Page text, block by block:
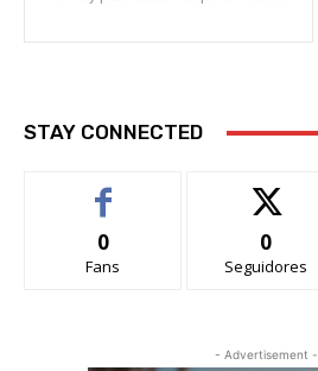
STAY CONNECTED
0
Fans
0
Seguidores
- Advertisement -